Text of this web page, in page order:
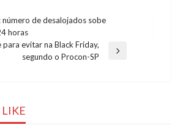
número de desalojados sobe
horas
para evitar na Black Friday,
segundo o Procon-SP